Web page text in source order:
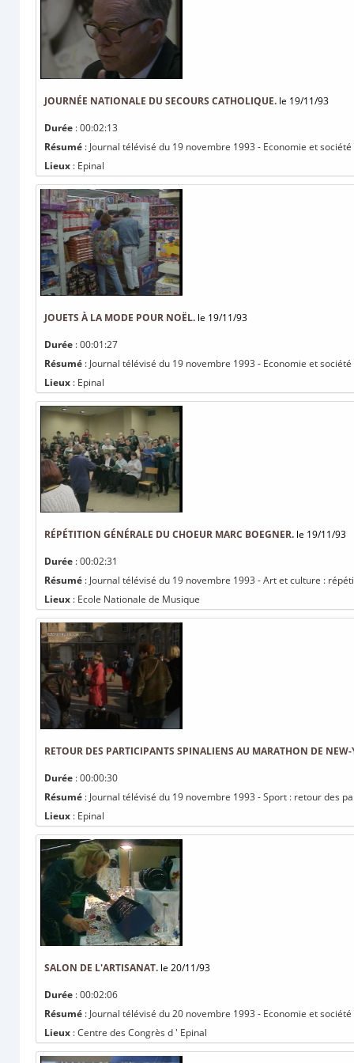
JOURNÉE NATIONALE DU SECOURS CATHOLIQUE. le 19/11/93
Durée : 00:02:13
Résumé : Journal télévisé du 19 novembre 1993 - Economie et
Lieux : Epinal
JOUETS À LA MODE POUR NOËL. le 19/11/93
Durée : 00:01:27
Résumé : Journal télévisé du 19 novembre 1993 - Economie et
Lieux : Epinal
RÉPÉTITION GÉNÉRALE DU CHOEUR MARC BOEGNER. le 19/11/93
Durée : 00:02:31
Résumé : Journal télévisé du 19 novembre 1993 - Art et culture :
Lieux : Ecole Nationale de Musique
RETOUR DES PARTICIPANTS SPINALIENS AU MARATHON DE NEW-
Durée : 00:00:30
Résumé : Journal télévisé du 19 novembre 1993 - Sport : retour des
Lieux : Epinal
SALON DE L'ARTISANAT. le 20/11/93
Durée : 00:02:06
Résumé : Journal télévisé du 20 novembre 1993 - Economie et
Lieux : Centre des Congrès d ' Epinal